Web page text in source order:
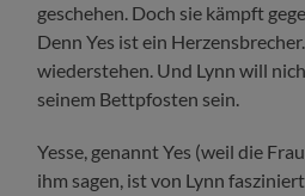
geschehen. Doch sie kämpft
Denn Yes ist ein
wiederstehen. Und Lynn will
seinem Bettpfosten sein.
Yesse, genannt Yes (weil die
ihm sagen, ist von Lynn